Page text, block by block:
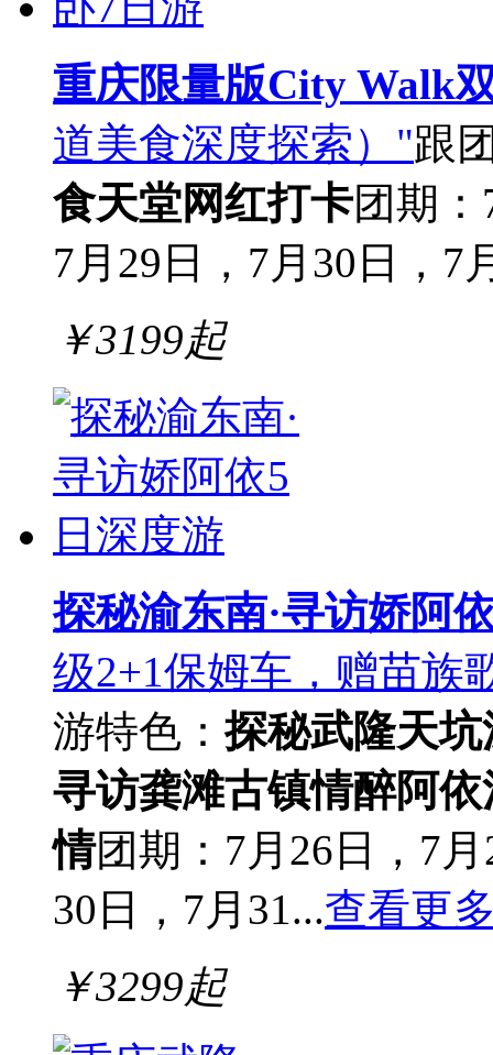
重庆限量版City Walk
道美食深度探索）"跟
食天堂网红打卡团期
7月29日，7月30日，7
￥3199起
探秘渝东南·寻访娇阿
级2+1保姆车，赠苗族
游特色：探秘武隆天坑
寻访龚滩古镇情醉阿依
情团期：7月26日，7
30日，7月31...查看更
￥3299起